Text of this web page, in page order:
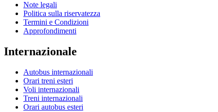
Note legali
Politica sulla riservatezza
Termini e Condizioni
Approfondimenti
Internazionale
Autobus internazionali
Orari treni esteri
Voli internazionali
Treni internazionali
Orari autobus esteri